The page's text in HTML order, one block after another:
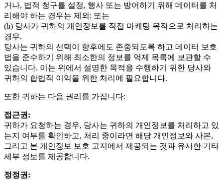
거나, 법적 청구를 설정, 행사 또는 방어하기 위해 데이터를 처
리해야 하는 경우는 제외; 또는
(b) 당사가 귀하의 개인정보를 직접 마케팅 목적으로 처리하는
경우.
당사는 귀하의 선택이 향후에도 존중되도록 하고 데이터 보호
법을 준수하기 위해 최소한의 정보를 억제 목록에 보관할 수
있습니다. 이는 위에서 설명한 목적을 수행하기 위한 당사와
귀하의 합법적 이익을 위한 처리에 필요합니다.
또한 귀하는 다음 권리를 가집니다:
접근권:
귀하가 요청하는 경우, 당사는 귀하의 개인정보를 처리하고 있
는지 여부를 확인하고, 처리 중이라면 해당 개인정보와 사본,
그리고 본 개인정보 보호 고지에서 제공되는 것과 유사한 기타
세부 정보를 제공합니다.
정정권: